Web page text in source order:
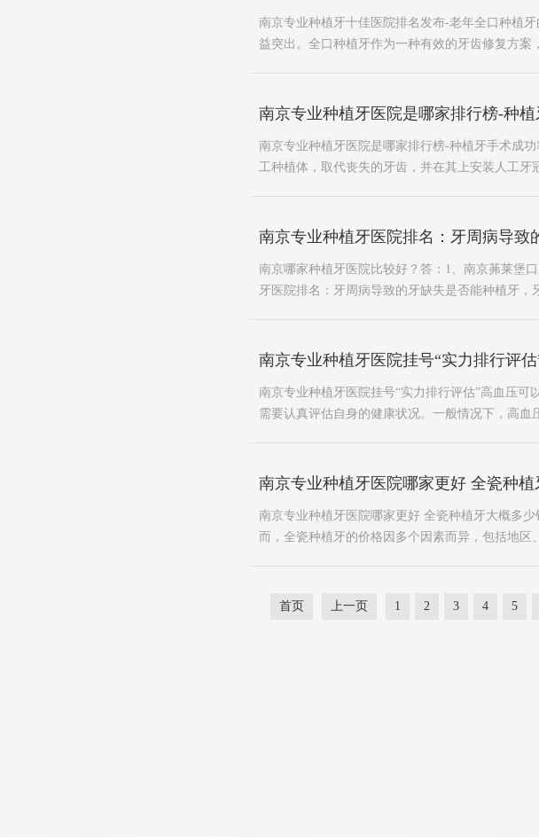
南京专业种植牙十佳医院排名发布-老年全口种植
益突出。全口种植牙作为一种有效的牙齿修复方案
南京专业种植牙医院是哪家排行榜-种
南京专业种植牙医院是哪家排行榜-种植牙手术成
工种植体，取代丧失的牙齿，并在其上安装人工牙
南京专业种植牙医院排名：牙周病导致
南京哪家种植牙医院比较好？答：1、南京茀莱堡
牙医院排名：牙周病导致的牙缺失是否能种植牙，
南京专业种植牙医院挂号“实力排行评
南京专业种植牙医院挂号“实力排行评估”高血压
需要认真评估自身的健康状况。一般情况下，高血
南京专业种植牙医院哪家更好 全瓷种
南京专业种植牙医院哪家更好 全瓷种植牙大概多
而，全瓷种植牙的价格因多个因素而异，包括地区
首页 上一页 1 2 3 4 5